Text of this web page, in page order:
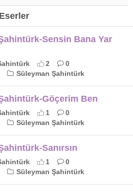
Sensin Bana Yar
2
0
Süleyman Şahintürk
Göçerim Ben
1
0
Süleyman Şahintürk
Sanırsın
1
0
Süleyman Şahintürk